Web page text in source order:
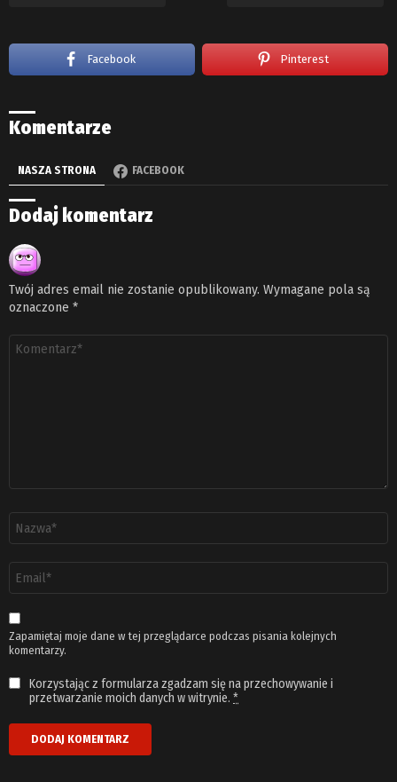
Facebook Pinterest
Komentarze
NASZA STRONA FACEBOOK
Dodaj komentarz
Twój adres email nie zostanie opublikowany. Wymagane pola są
oznaczone *
Komentarz
email
*
Zapamiętaj moje dane w tej przeglądarce podczas pisania kolejnych
komentarzy.
Korzystając z formularza zgadzam się na przechowywanie i
przetwarzanie moich danych w witrynie. *